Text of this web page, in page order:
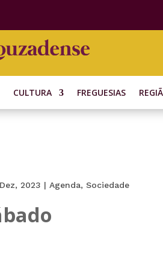
CULTURA FREGUESIAS
2023 | Agenda, Sociedade